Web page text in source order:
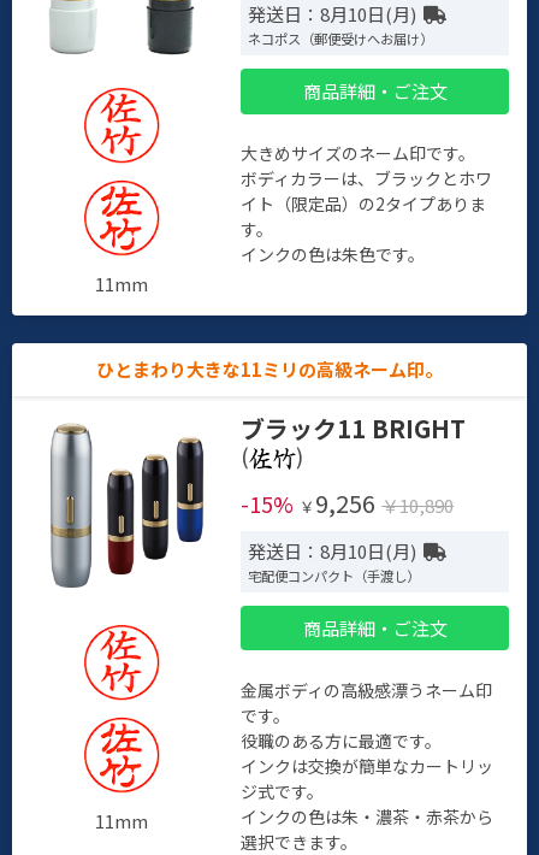
11mm
発送日：8月10日(月)
ネコポス（郵便受けへお届け）
商品詳細・ご注文
大きめサイズのネーム印です。
ボディカラーは、ブラックとホワ
イト（限定品）の2タイプありま
す。
インクの色は朱色です。
ひとまわり大きな11ミリの高級ネーム印。
11mm
ブラック11 BRIGHT
(
)
-15% ￥ 9,256 ￥10,890
発送日：8月10日(月)
宅配便コンパクト（手渡し）
商品詳細・ご注文
金属ボディの高級感漂うネーム印
です。
役職のある方に最適です。
インクは交換が簡単なカートリッ
ジ式です。
インクの色は朱・濃茶・赤茶から
選択できます。